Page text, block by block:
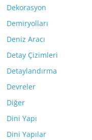
Dekorasyon
Demiryolları
Deniz Aracı
Detay Çizimleri
Detaylandırma
Devreler
Diğer
Dini Yapı
Dini Yapılar